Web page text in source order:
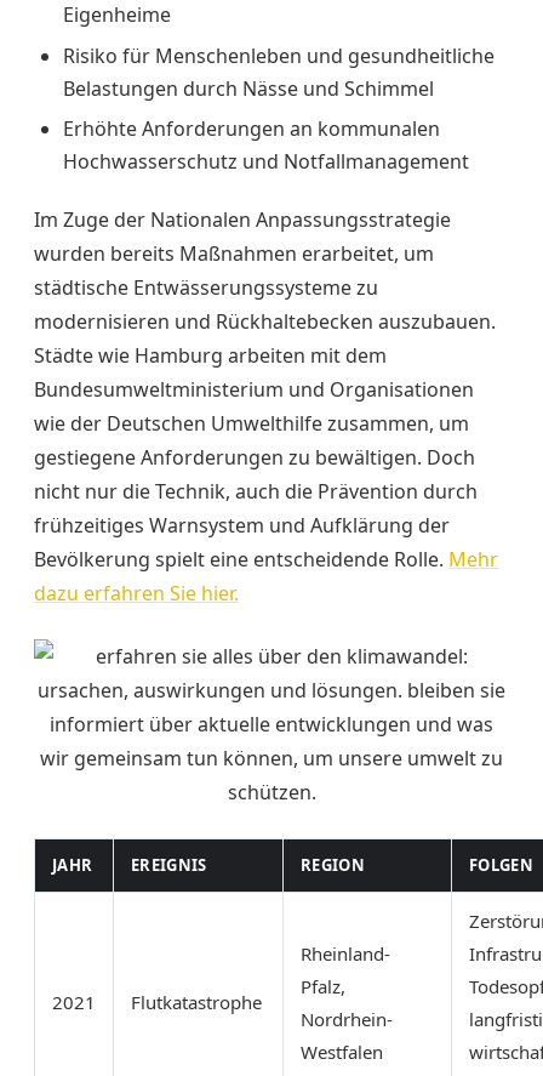
Eigenheime
Risiko für Menschenleben und gesundheitliche
Belastungen durch Nässe und Schimmel
Erhöhte Anforderungen an kommunalen
Hochwasserschutz und Notfallmanagement
Im Zuge der Nationalen Anpassungsstrategie
wurden bereits Maßnahmen erarbeitet, um
städtische Entwässerungssysteme zu
modernisieren und Rückhaltebecken auszubauen.
Städte wie Hamburg arbeiten mit dem
Bundesumweltministerium und Organisationen
wie der Deutschen Umwelthilfe zusammen, um
gestiegene Anforderungen zu bewältigen. Doch
nicht nur die Technik, auch die Prävention durch
frühzeitiges Warnsystem und Aufklärung der
Bevölkerung spielt eine entscheidende Rolle. Mehr
dazu erfahren Sie hier.
JAHR EREIGNIS REGION FOLGEN
2021 Flutkatastrophe
Rheinland-
Pfalz,
Nordrhein-
Westfalen